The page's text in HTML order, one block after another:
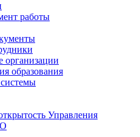
работы
организации
образования
Управления